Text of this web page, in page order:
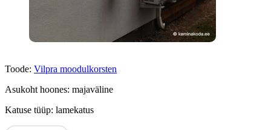
Toode: Vilpra moodulkorsten
Asukoht hoones: majaväline
Katuse tüüp: lamekatus